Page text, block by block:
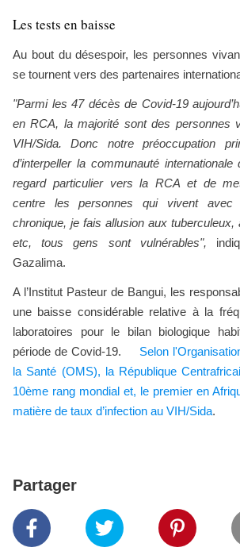
Les tests en baisse
Au bout du désespoir, les personnes
se tournent vers des partenaires
"Parmi les 47 décès de Covid-19
en RCA, la majorité sont des personnes
VIH/Sida. Donc notre préoccupation
d’interpeller la communauté
regard particulier vers la RCA et de
centre les personnes qui vivent avec
chronique, je fais allusion aux tuberculeux,
etc, tous gens sont vulnérables",
Gazalima.
A l’Institut Pasteur de Bangui, les
une baisse considérable relative à la
laboratoires pour le bilan biologique
période de Covid-19.
Selon
la Santé (OMS), la République
10ème rang mondial et, le premier en
matière de taux d’infection au VIH/Sida.
Partager